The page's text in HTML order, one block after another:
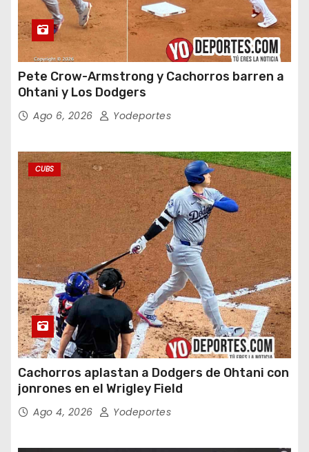
Pete Crow-Armstrong y Cachorros barren a
Ohtani y Los Dodgers
Ago 6, 2026 Yodeportes
CUBS
Cachorros aplastan a Dodgers de Ohtani con
jonrones en el Wrigley Field
Ago 4, 2026 Yodeportes